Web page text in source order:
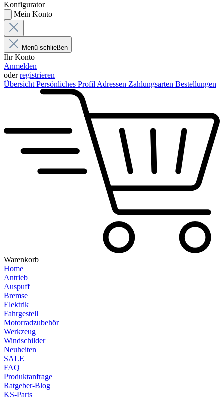
Konfigurator
Mein Konto
Menü schließen
Ihr Konto
Anmelden
oderregistrieren
Übersicht Persönliches Profil Adressen Zahlungsarten Bestellungen
Warenkorb
Home
Antrieb
Auspuff
Bremse
Elektrik
Fahrgestell
Motorradzubehör
Werkzeug
Windschilder
Neuheiten
SALE
FAQ
Produktanfrage
Ratgeber-Blog
KS-Parts